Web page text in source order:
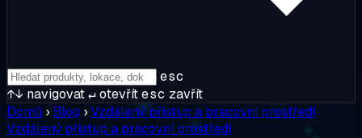
esc
↑↓ navigovat↵otevřítesc zavřít
Domů › Blog ›Vzdálený přístup a pracovní prostředí
Vzdálený přístup a pracovní prostředí